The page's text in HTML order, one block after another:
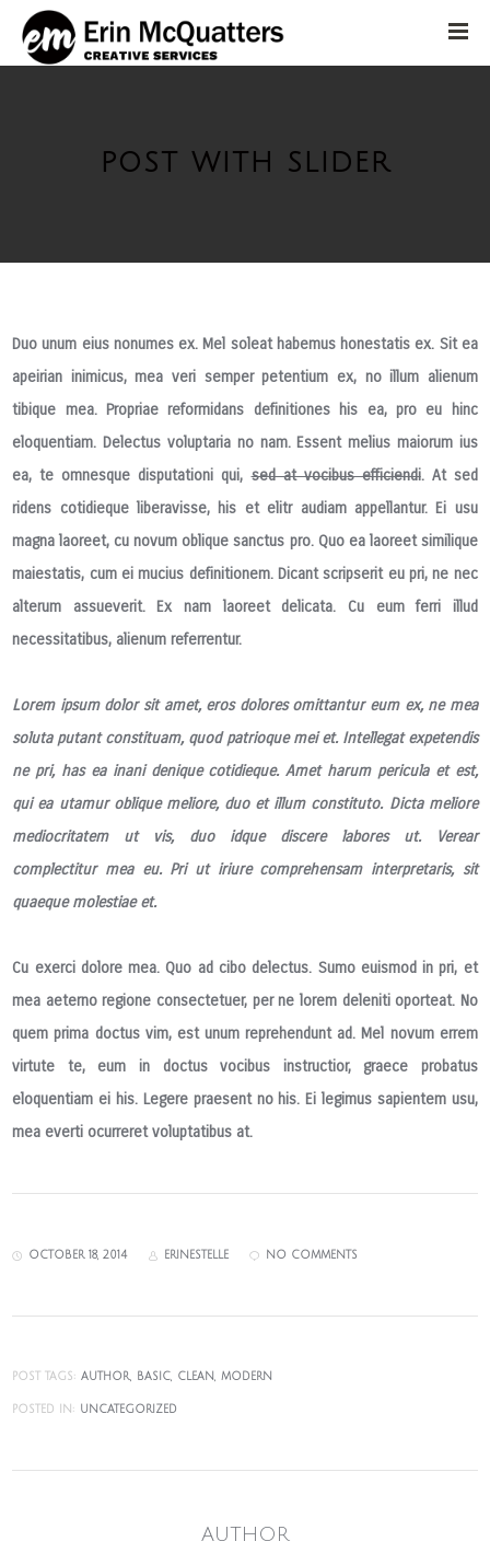
POST WITH SLIDER
Duo unum eius nonumes ex. Mel soleat habemus honestatis ex. Sit ea
apeirian inimicus, mea veri semper petentium ex, no illum alienum
tibique mea. Propriae reformidans definitiones his ea, pro eu hinc
eloquentiam. Delectus voluptaria no nam. Essent melius maiorum ius
ea, te omnesque disputationi qui,sed at vocibus efficiendi. At sed
ridens cotidieque liberavisse, his et elitr audiam appellantur. Ei usu
magna laoreet, cu novum oblique sanctus pro. Quo ea laoreet similique
maiestatis, cum ei mucius definitionem. Dicant scripserit eu pri, ne nec
alterum assueverit. Ex nam laoreet delicata. Cu eum ferri illud
necessitatibus, alienum referrentur.
Lorem ipsum dolor sit amet, eros dolores omittantur eum ex, ne mea
soluta putant constituam, quod patrioque mei et. Intellegat expetendis
ne pri, has ea inani denique cotidieque. Amet harum pericula et est,
qui ea utamur oblique meliore, duo et illum constituto. Dicta meliore
mediocritatem ut vis, duo idque discere labores ut. Verear
complectitur mea eu. Pri ut iriure comprehensam interpretaris, sit
quaeque molestiae et.
Cu exerci dolore mea. Quo ad cibo delectus. Sumo euismod in pri, et
mea aeterno regione consectetuer, per ne lorem deleniti oporteat. No
quem prima doctus vim, est unum reprehendunt ad. Mel novum errem
virtute te, eum in doctus vocibus instructior, graece probatus
eloquentiam ei his. Legere praesent no his. Ei legimus sapientem usu,
mea everti ocurreret voluptatibus at.
OCTOBER 18, 2014 ERINESTELLE NO COMMENTS
POST TAGS: AUTHOR BASIC CLEAN MODERN
POSTED IN: UNCATEGORIZED
AUTHOR